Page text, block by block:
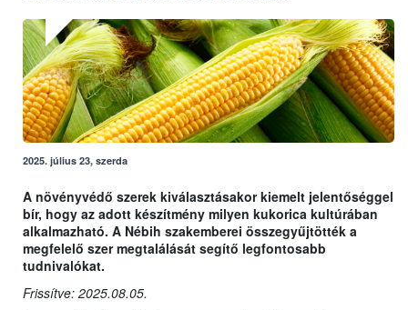
2025. július 23, szerda
A növényvédő szerek kiválasztásakor kiemelt jelentőséggel
bír, hogy az adott készítmény milyen kukorica kultúrában
alkalmazható. A Nébih szakemberei összegyűjtötték a
megfelelő szer megtalálását segítő legfontosabb
tudnivalókat.
Frissítve: 2025.08.05.